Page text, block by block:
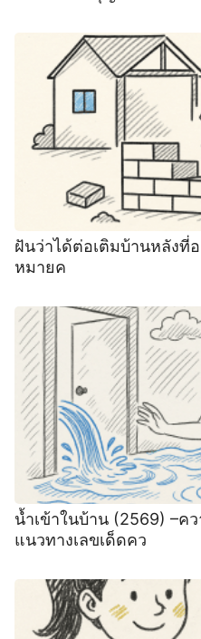
ฝันว่าได้ต่อเติมบ้านหลังที่
หมายค
น้ำเข้าในบ้าน (2569) –ค
แนวทางเลขเด็ดคว